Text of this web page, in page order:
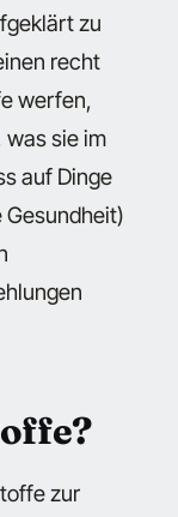
zu
recht
werfen,
sie im
auf Dinge
Gesundheit)
zur